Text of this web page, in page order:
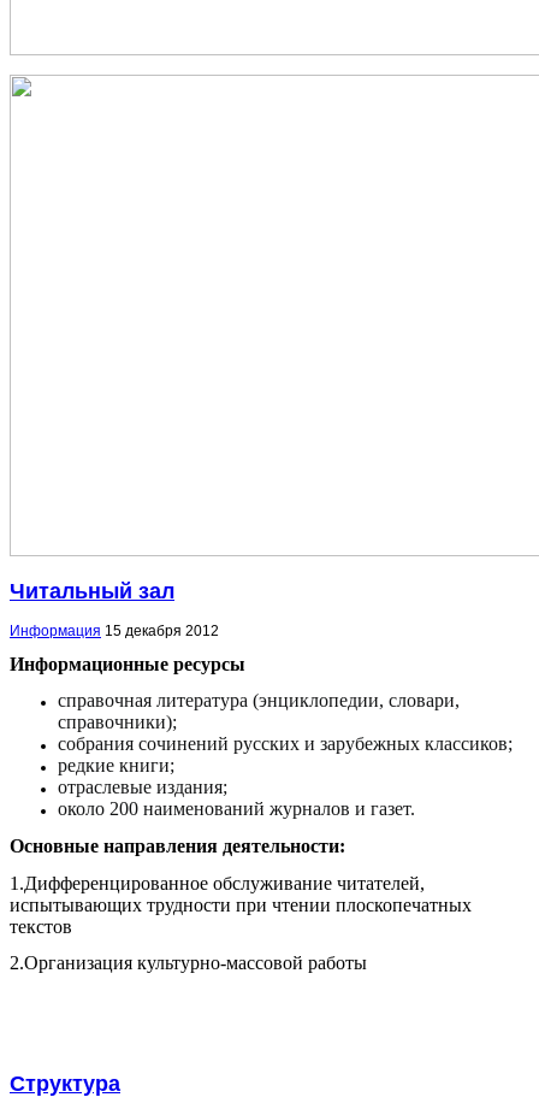
Читальный зал
Информация 15 декабря 2012
Информационные ресурсы
справочная литература (энциклопедии, словари,
справочники);
собрания сочинений русских и зарубежных классиков;
редкие книги;
отраслевые издания;
около 200 наименований журналов и газет.
Основные направления деятельности:
1.Дифференцированное обслуживание читателей,
испытывающих трудности при чтении плоскопечатных
текстов
2.Организация культурно-массовой работы
Структура